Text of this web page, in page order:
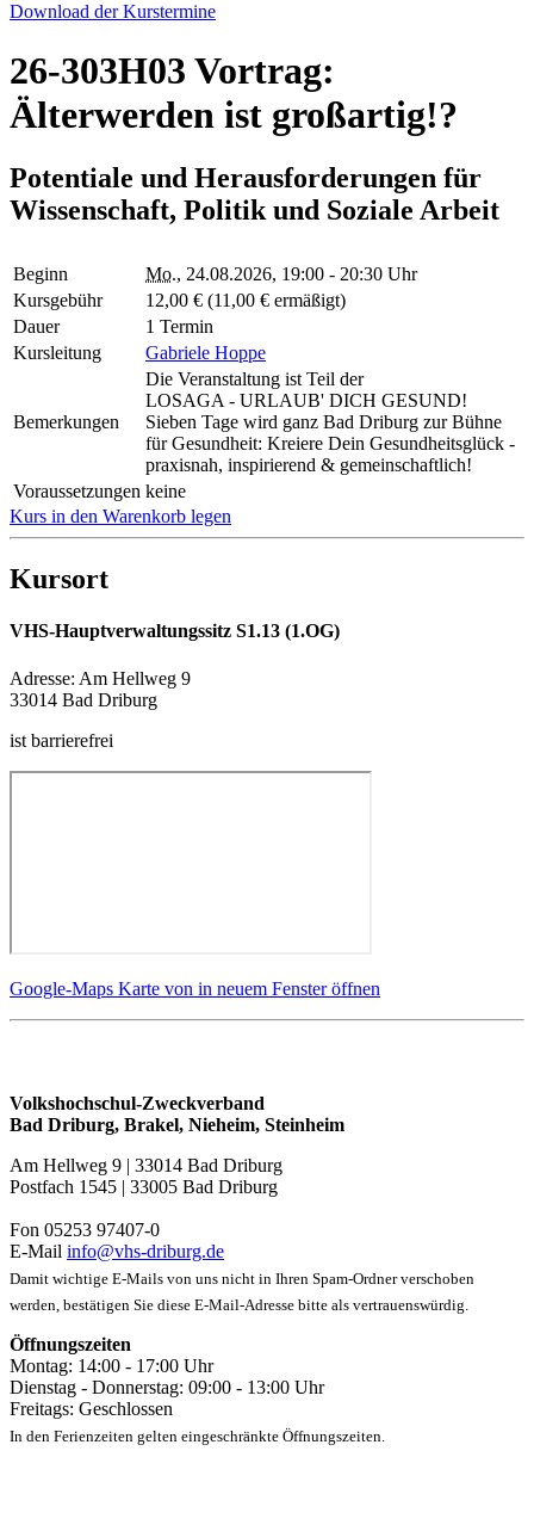
Download der Kurstermine
26-303H03 Vortrag:
Älterwerden ist großartig!?
Potentiale und Herausforderungen für
Wissenschaft, Politik und Soziale Arbeit
Beginn Mo., 24.08.2026, 19:00 - 20:30 Uhr
Kursgebühr
12,00 € (11,00 € ermäßigt)
Dauer
1 Termin
Kursleitung
Gabriele Hoppe
Bemerkungen
Die Veranstaltung ist Teil der
LOSAGA - URLAUB' DICH GESUND!
Sieben Tage wird ganz Bad Driburg zur Bühne
für Gesundheit: Kreiere Dein Gesundheitsglück -
praxisnah, inspirierend & gemeinschaftlich!
Voraussetzungen keine
Kurs in den Warenkorb legen
Kursort
VHS-Hauptverwaltungssitz S1.13 (1.OG)
Adresse: Am Hellweg 9
33014 Bad Driburg
ist barrierefrei
Google-Maps Karte von in neuem Fenster öffnen
Volkshochschul-Zweckverband
Bad Driburg, Brakel, Nieheim, Steinheim
Am Hellweg 9 | 33014 Bad Driburg
Postfach 1545 | 33005 Bad Driburg
Fon 05253 97407-0
E-Mail info@vhs-driburg.de
Damit wichtige E-Mails von uns nicht in Ihren Spam-Ordner verschoben
werden, bestätigen Sie diese E-Mail-Adresse bitte als vertrauenswürdig.
Öffnungszeiten
Montag: 14:00 - 17:00 Uhr
Dienstag - Donnerstag: 09:00 - 13:00 Uhr
Freitags: Geschlossen
In den Ferienzeiten gelten eingeschränkte Öffnungszeiten.